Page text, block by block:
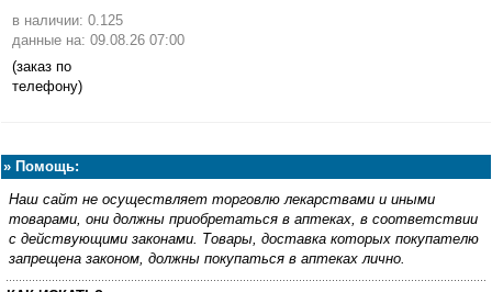
в наличии: 0.125
данные на: 09.08.26 07:00
(заказ по
телефону)
» Помощь:
Наш сайт не осуществляет торговлю лекарствами и иными
товарами, они должны приобретаться в аптеках, в соответствии
с действующими законами. Товары, доставка которых покупателю
запрещена законом, должны покупаться в аптеках лично.